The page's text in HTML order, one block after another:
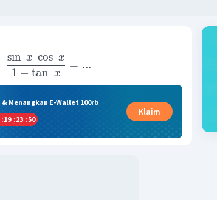
1 − tan x
sin x cos x
= ...
Menangkan E-Wallet 100rb
:19 :23 :49
Klaim